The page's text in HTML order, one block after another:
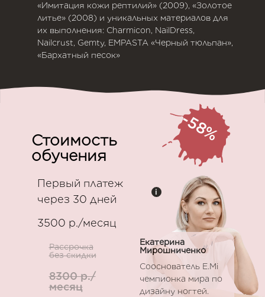
«Имитация кожи рептилий» (2009), «Золотое
литье» (2008) и уникальных материалов для
их выполнения: Charmicon, NailDress,
Nailcrust, Gemty, EMPASTA «Черный тюльпан»,
«Бархатный песок»
Стоимость
обучения
Первый платеж
через 30 дней
i
3500 р./месяц
Рассрочка
без скидки
8300 р./
месяц
Екатерина
Мирошниченко
Сооснователь E.Mi
чемпионка мира по
дизайну ногтей.
-58%